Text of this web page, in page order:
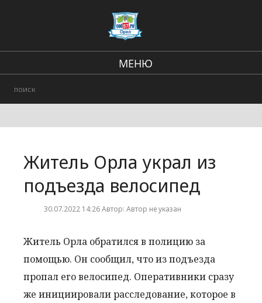
МЕНЮ
Происшествия
Житель Орла украл из
подъезда велосипед
30.07.2022 14:26 Автор: Автор не указан
Житель Орла обратился в полицию за
помощью. Он сообщил, что из подъезда
пропал его велосипед. Оперативники сразу
же инициировали расследование, которое в